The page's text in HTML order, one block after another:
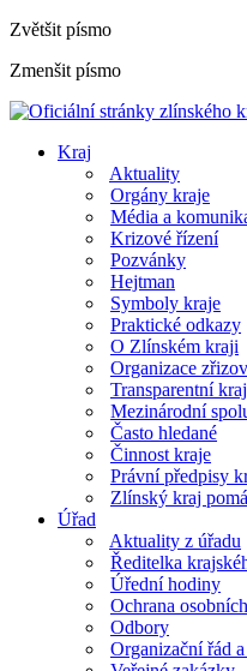
Zvětšit písmo
Zmenšit písmo
Kraj
Aktuality
Orgány kraje
Média a
Krizové řízení
Pozvánky
Hejtman
Symboly kraje
Praktické odkazy
O Zlínském kraji
Organizace
Transparentní kraj
Mezinárodní
Často hledané
Činnost kraje
Právní předpisy
Zlínský kraj
Úřad
Aktuality z úřadu
Ředitelka
Úřední hodiny
Ochrana
Odbory
Organizační řád